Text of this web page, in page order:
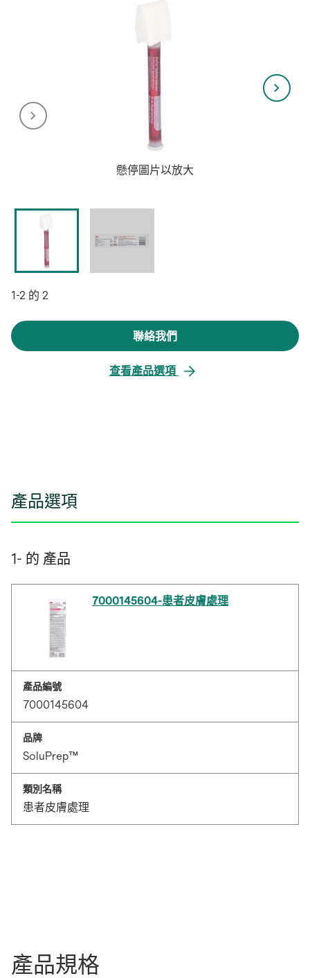
懸停圖片以放大
1-2 的 2
聯絡我們
查看產品選項
產品選項
1- 的 產品
7000145604-患者皮膚處理
產品編號
7000145604
品牌
SoluPrep™
類別名稱
患者皮膚處理
產品規格